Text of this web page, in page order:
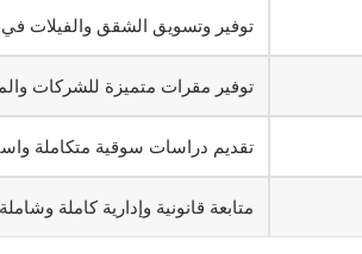
توفير وتسويق الشقق والفيلات في
توفير مقرات متميزة للشركات
تقديم دراسات سوقية متكاملة
متابعة قانونية وإدارية كاملة